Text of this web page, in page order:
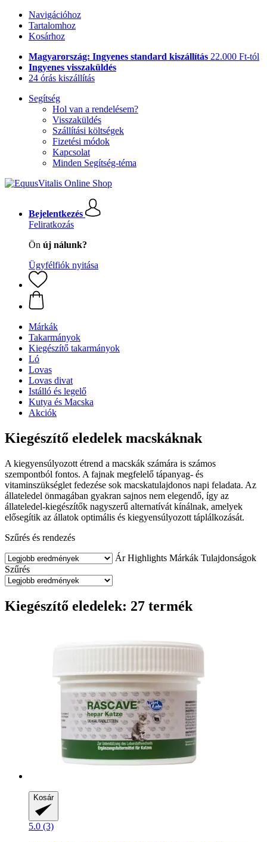
Navigációhoz
Tartalomhoz
Kosárhoz
Magyarország: Ingyenes standard kiszállítás 22.000 Ft-tól
Ingyenes visszaküldés
24 órás kiszállítás
Segítség
Hol van a rendelésem?
Visszaküldés
Szállítási költségek
Fizetési módok
Kapcsolat
Minden Segítség-téma
Bejelentkezés
Feliratkozás
Ön új nálunk?
Ügyfélfiók nyitása
Márkák
Takarmányok
Kiegészítő takarmányok
Ló
Lovas
Lovas divat
Istálló és legelő
Kutya és Macska
Akciók
Kiegészítő eledelek macskáknak
A kiegyensúlyozott étrend a macskák számára is számos
szempontból fontos. A fajnak megfelelő tápanyag- és
vitaminszükséglet fedezése sok macskatulajdonos napi feladata. Az
állateledel önmagában gyakran sajnos nem elegendő, így az
állateledel-kiegészítők nagyszerű alternatívát kínálnak, amelyek
elősegítik az állatok optimális és kiegyensúlyozott táplálkozását.
Szűrés és rendezés
Ár Highlights Márkák Tulajdonságok
Szűrés
Kiegészítő eledelek: 27 termék
Kosár
5.0 (3)